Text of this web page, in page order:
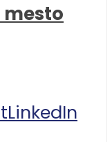
mesto
LinkedIn